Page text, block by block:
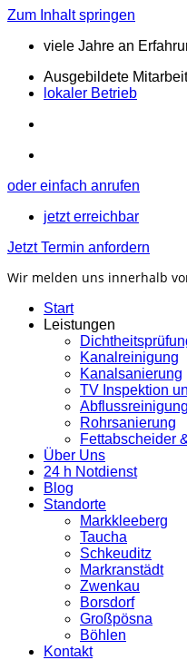
Zum Inhalt springen
viele Jahre an
Ausgebildete
lokaler Betrieb
oder einfach anrufen
jetzt erreichbar
Jetzt Termin anfordern
Wir melden uns innerhalb
Start
Leistungen
Kanalreinigung
Kanalsanierung
TV Inspektion
Abflussreinigung
Rohrsanierung
Fettabscheider
Über Uns
24 h Notdienst
Blog
Standorte
Markkleeberg
Taucha
Schkeuditz
Markranstädt
Zwenkau
Borsdorf
Großpösna
Böhlen
Kontakt